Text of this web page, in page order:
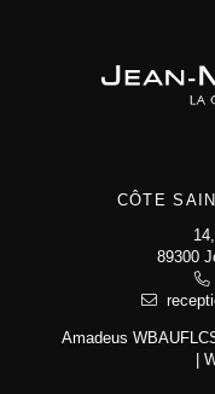
CÔTE
89300
Amadeus
|
Côte Saint-
14, Faubourg
89300 Joigny
+33 3 86